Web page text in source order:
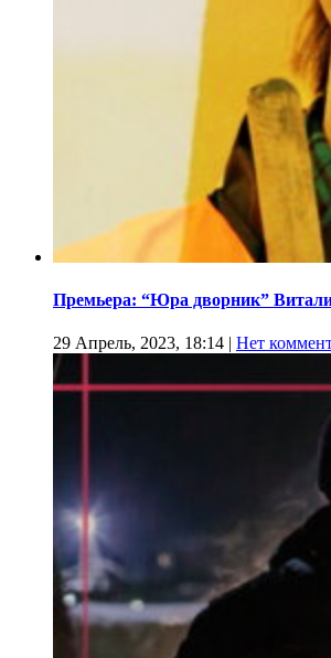
Премьера: “Юра дворник”
29 Апрель, 2023, 18:14 | Нет